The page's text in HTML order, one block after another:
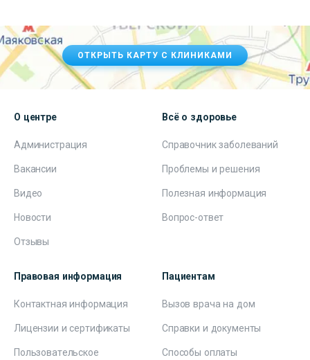
ОТКРЫТЬ КАРТУ С КЛИНИКАМИ
О центре
Администрация
Вакансии
Видео
Новости
Отзывы
Всё о здоровье
Справочник заболеваний
Проблемы и решения
Полезная информация
Вопрос-ответ
Правовая информация
Контактная информация
Лицензии и сертификаты
Пользовательское
Пациентам
Вызов врача на дом
Справки и документы
Способы оплаты